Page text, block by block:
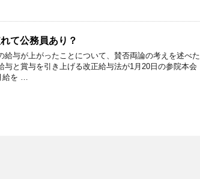
て公務員あり？
給与が上がったことについて、賛否両論の考えを述べた
と賞与を引き上げる改正給与法が1月20日の参院本会
給を …